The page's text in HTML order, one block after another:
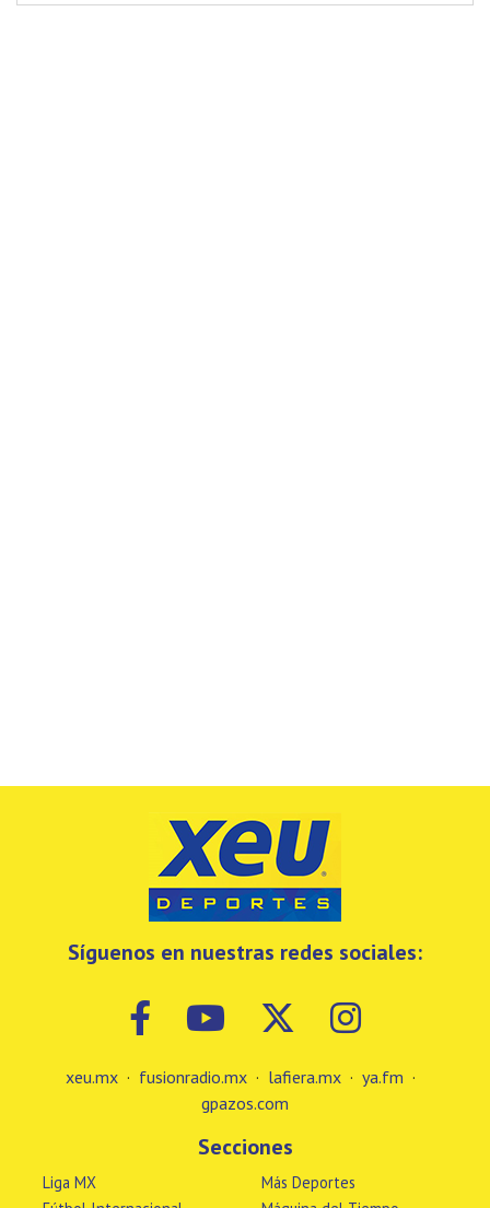
Síguenos en nuestras redes sociales:
xeu.mx · fusionradio.mx · lafiera.mx · ya.fm ·
gpazos.com
Secciones
Liga MX
Más Deportes